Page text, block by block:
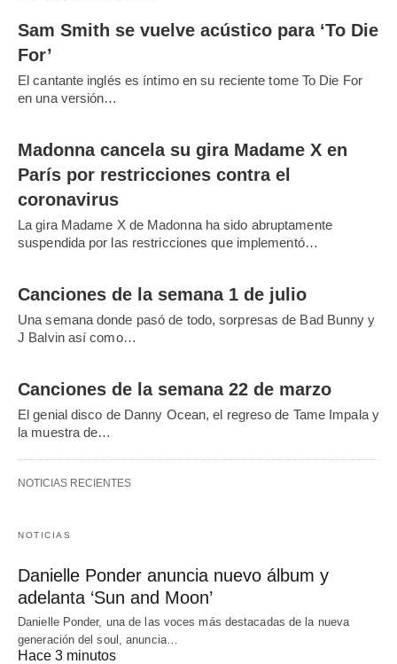
Sam Smith se vuelve acústico para ‘To Die
For’
El cantante inglés es íntimo en su reciente tome To Die For
en una versión…
Madonna cancela su gira Madame X en
París por restricciones contra el
coronavirus
La gira Madame X de Madonna ha sido abruptamente
suspendida por las restricciones que implementó…
Canciones de la semana 1 de julio
Una semana donde pasó de todo, sorpresas de Bad Bunny y
J Balvin así como…
Canciones de la semana 22 de marzo
El genial disco de Danny Ocean, el regreso de Tame Impala y
la muestra de…
NOTICIAS RECIENTES
NOTICIAS
Danielle Ponder anuncia nuevo álbum y
adelanta ‘Sun and Moon’
Danielle Ponder, una de las voces más destacadas de la nueva
generación del soul, anuncia…
Hace 3 minutos